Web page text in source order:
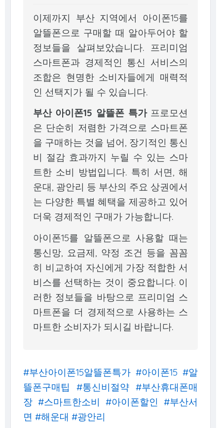
이제까지 부산 지역에서 아이폰15를
알뜰폰으로 구매할 때 알아두어야 할
정보들을 살펴보았습니다. 프리미엄
스마트폰과 경제적인 통신 서비스의
조합은 현명한 소비자들에게 매력적
인 선택지가 될 수 있습니다.
부산 아이폰15 알뜰폰 특가프로모션
은 단순히 저렴한 가격으로 스마트폰
을 구매하는 것을 넘어, 장기적인 통신
비 절감 효과까지 누릴 수 있는 스마
트한 소비 방법입니다. 특히 서면, 해
운대, 광안리 등 부산의 주요 상권에서
는 다양한 특별 혜택을 제공하고 있어
더욱 경제적인 구매가 가능합니다.
아이폰15를 알뜰폰으로 사용할 때는
통신망, 요금제, 약정 조건 등을 꼼꼼
히 비교하여 자신에게 가장 적합한 서
비스를 선택하는 것이 중요합니다. 이
러한 정보들을 바탕으로 프리미엄 스
마트폰을 더 경제적으로 사용하는 스
마트한 소비자가 되시길 바랍니다.
#부산아이폰15알뜰폰특가 #아이폰15 #알
뜰폰구매팁 #통신비절약 #부산휴대폰매
장 #스마트한소비 #아이폰할인 #부산서
면 #해운대 #광안리